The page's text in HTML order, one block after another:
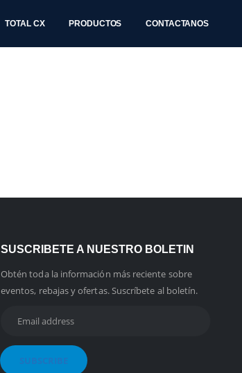
TOTAL CX PRODUCTOS CONTACTANOS
SUSCRIBETE A NUESTRO BOLETIN
Obtén toda la información más reciente sobre
eventos, rebajas y ofertas. Suscríbete al boletín.